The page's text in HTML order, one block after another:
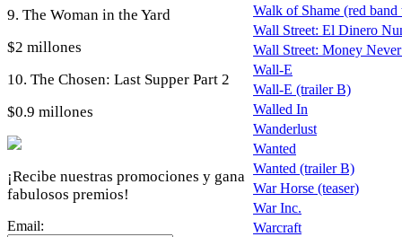
9. The Woman in the Yard
$2 millones
10. The Chosen: Last Supper Part 2
$0.9 millones
¡Recibe nuestras promociones y gana
fabulosos premios!
Email:
Walk of Shame (red band
Wall Street: El Dinero
Wall Street: Money
Wall-E
Wall-E (trailer B)
Walled In
Wanderlust
Wanted
Wanted (trailer B)
War Horse (teaser)
War Inc.
Warcraft